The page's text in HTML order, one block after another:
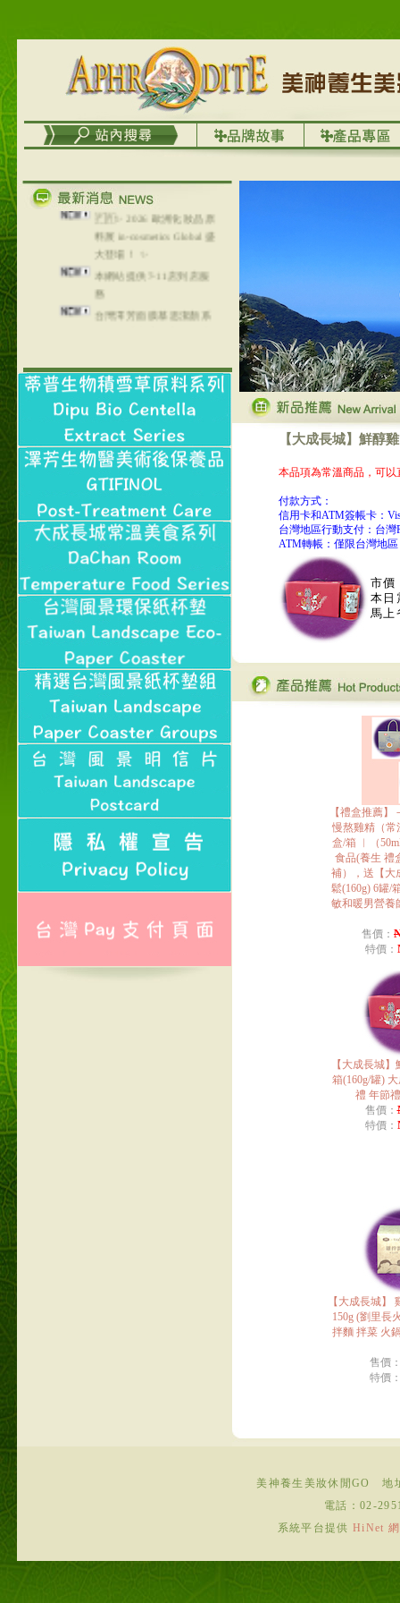
🇫🇷✨ 2026 歐洲化妝品原
料展 in-cosmetics Global 盛
大登場！ ✨
本網站提供7-11店到店服
務
台灣澤芳面膜慕思潔顏系
列，可以郵寄至部分亞太
理員、不方便在工作地點
取件者，歡迎多多使用
【郵局i郵箱】的服務喔～
進入內頁連結～
成功加入
Line@aphrodite2020 24小
本站支援台灣Pay
本站聲明：本站目前已無
和葛堡國際有限公司任何
合作關係
本站支援支付宝
2017年1月1日起，中国大
陆运费不限重量，调降为
NT$320(RMB￥71.00)
【大成長城】鮮醇
本品項為常溫商品，可
付款方式：
信用卡和ATM簽帳卡：
台灣地區行動支付：台灣
ATM轉帳：僅限台灣地區
市價
本日
馬上
【禮盒推薦
慢熬雞精（常
盒/箱 ︱（
食品(養生 禮
補），送【大
鬆(160g) 6罐/
敏和暖男營養
售價：
特價：
【大成長城
箱(160g/罐)
禮 年節
售價：
特價：
【大成長城】
150g (劉里長
拌麵 拌菜 火
售價
特價
美神養生美妝休閒GO
地
電話： 02-
系統平台提供HiNet